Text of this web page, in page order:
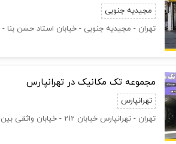
مجیدیه جنوبی
تهران - مجیدیه جنوبی - خیابان استاد حسن بنا
مجموعه تک مکانیک در تهرانپارس
تهرانپارس
تهران - تهرانپارس خیابان 212 - خیابان واثقی بین 136 و 137 - پلاک 323